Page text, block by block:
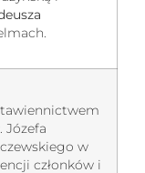
Józefa
w
członków i